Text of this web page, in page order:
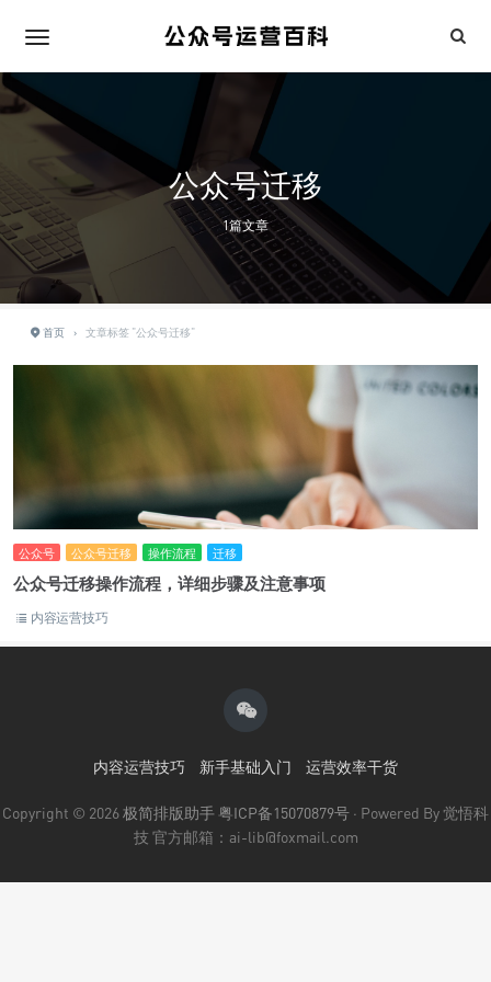
公众号迁移
1篇文章
首页 › 文章标签 "公众号迁移"
公众号 公众号迁移 操作流程 迁移
公众号迁移操作流程，详细步骤及注意事项
内容运营技巧
内容运营技巧 新手基础入门 运营效率干货
Copyright © 2026极简排版助手粤ICP备15070879号 · Powered By 觉悟科
技 官方邮箱：ai-lib@foxmail.com